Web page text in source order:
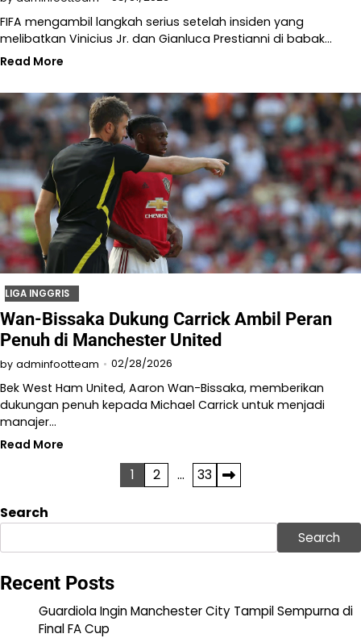
FIFA mengambil langkah serius setelah insiden yang
melibatkan Vinicius Jr. dan Gianluca Prestianni di babak…
Read More
LIGA INGGRIS
Wan-Bissaka Dukung Carrick Ambil Peran
Penuh di Manchester United
by adminfootteam 02/28/2026
Bek West Ham United, Aaron Wan-Bissaka, memberikan
dukungan penuh kepada Michael Carrick untuk menjadi
manajer…
Read More
pagination
1 2 … 33
Search
Search
Recent Posts
Guardiola Ingin Manchester City Tampil Sempurna di
Final FA Cup